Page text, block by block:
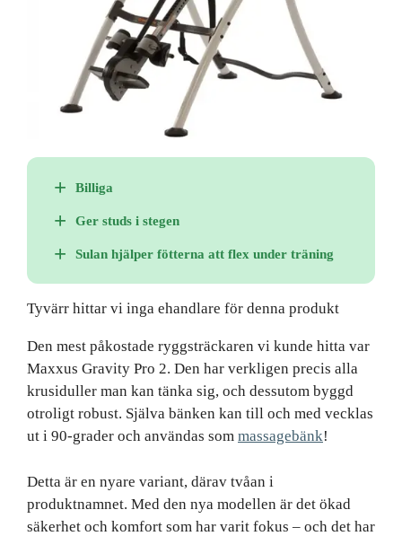
Billiga
Ger studs i stegen
Sulan hjälper fötterna att flex under träning
Tyvärr hittar vi inga ehandlare för denna produkt
Den mest påkostade ryggsträckaren vi kunde hitta var
Maxxus Gravity Pro 2. Den har verkligen precis alla
krusiduller man kan tänka sig, och dessutom byggd
otroligt robust. Själva bänken kan till och med vecklas
ut i 90-grader och användas som massagebänk!
Detta är en nyare variant, därav tvåan i
produktnamnet. Med den nya modellen är det ökad
säkerhet och komfort som har varit fokus – och det har